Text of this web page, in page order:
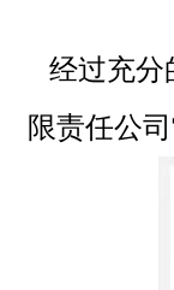
经过充分
限责任公